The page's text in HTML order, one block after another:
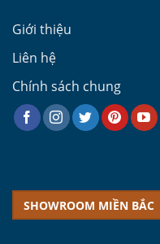
Giới thiệu
Liên hệ
Chính sách chung
SHOWROOM MIỀN BẮC